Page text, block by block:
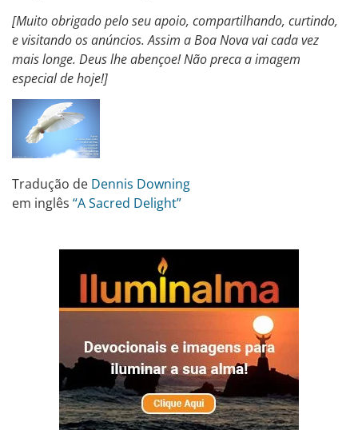
[Muito obrigado pelo seu apoio, compartilhando, curtindo,
e visitando os anúncios. Assim a Boa Nova vai cada vez
mais longe. Deus lhe abençoe! Não preca a imagem
especial de hoje!]
Tradução de Dennis Downing
em inglês “A Sacred Delight”